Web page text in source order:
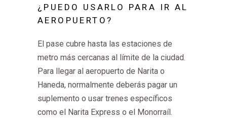
¿PUEDO USARLO PARA IR AL
AEROPUERTO?
El pase cubre hasta las estaciones de
metro más cercanas al límite de la ciudad.
Para llegar al aeropuerto de Narita o
Haneda, normalmente deberás pagar un
suplemento o usar trenes específicos
como el Narita Express o el Monorraíl.